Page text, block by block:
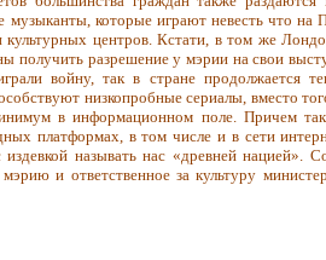
музыканты, которые играют невесть что на
центров. Кстати, в том же
разрешение у мэрии на свои
войну, так в стране продолжается
низкопробные сериалы, вместо
в информационном поле. Причем
платформах, в том числе и в сети
называть нас «древней нацией».
и ответственное за культуру